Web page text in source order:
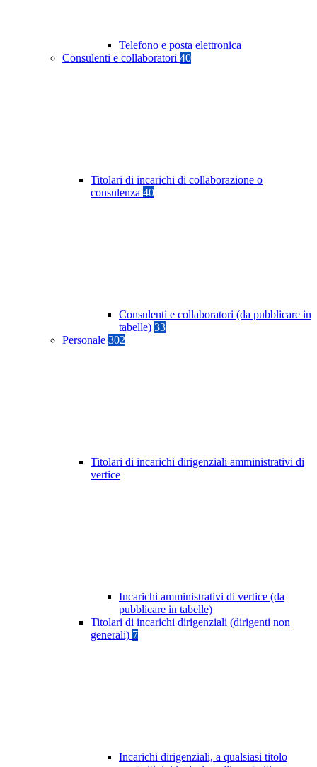
Telefono e posta elettronica
Consulenti e collaboratori 40
Titolari di incarichi di collaborazione o
consulenza 40
Consulenti e collaboratori (da pubblicare in
tabelle) 33
Personale 302
Titolari di incarichi dirigenziali amministrativi di
vertice
Incarichi amministrativi di vertice (da
pubblicare in tabelle)
Titolari di incarichi dirigenziali (dirigenti non
generali) 7
Incarichi dirigenziali, a qualsiasi titolo